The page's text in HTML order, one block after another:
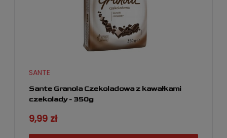
Sante Granola Czekoladowa z kawałkami
czekolady - 350g
SANTE
9,99 zł